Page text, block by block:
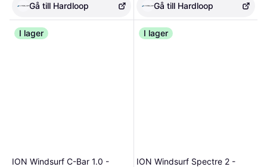
Gå till Hardloop Gå till Hardloop
I lager
ION Windsurf C-Bar 1.0 -
I lager
ION Windsurf Spectre 2 -